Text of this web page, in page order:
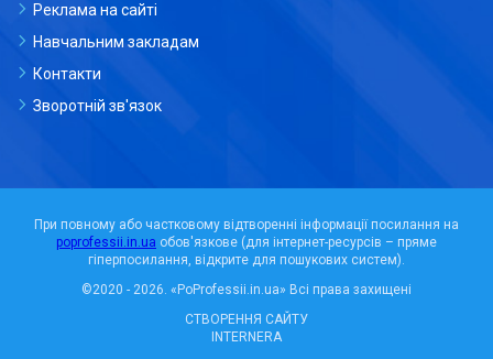
Реклама на сайті
Навчальним закладам
Контакти
Зворотній зв'язок
При повному або частковому відтворенні інформації посилання на
poprofessii.in.ua обов'язкове (для інтернет-ресурсів – пряме
гіперпосилання, відкрите для пошукових систем).
СТВОРЕННЯ САЙТУ
INTERNERA
©2020 - 2026. «PoProfessii.in.ua» Всі права захищені